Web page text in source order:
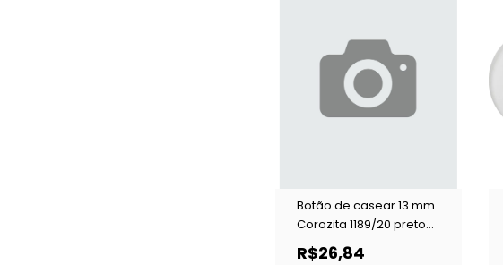
Botão de casear 13 mm
Corozita 1189/20 preto
c/ 144 un
R$26,84